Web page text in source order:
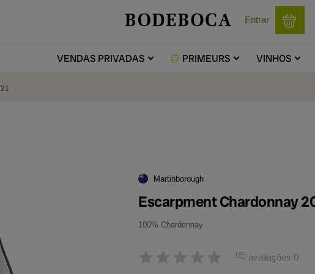
Entrar
VENDASPRIVADAS PRIMEURS VINHOS
Martinborough
Escarpment Chardonnay
100% Chardonnay
avaliações 0